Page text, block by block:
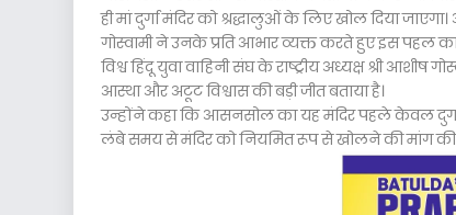
ही मां दुर्गा मंदिर को श्रद्धालुओं के लिए खोल दिया
गोस्वामी ने उनके प्रति आभार व्यक्त करते हुए इस पहल का
विश्व हिंदू युवा वाहिनी संघ के राष्ट्रीय अध्यक्ष श्री
आस्था और अटूट विश्वास की बड़ी जीत बताया है।
उन्होंने कहा कि आसनसोल का यह मंदिर पहले केवल दुर्गा
लंबे समय से मंदिर को नियमित रूप से खोलने की मांग की